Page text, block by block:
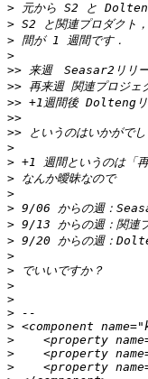
>
>
>
>
>>
>>
>>
>>
>>
>
>
>
>
>
>
>
>
>
>
>
>
>
>
>
<property
>
<property